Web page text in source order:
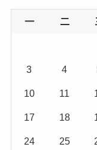
一
二
3 4
10 11
17 18
24 25